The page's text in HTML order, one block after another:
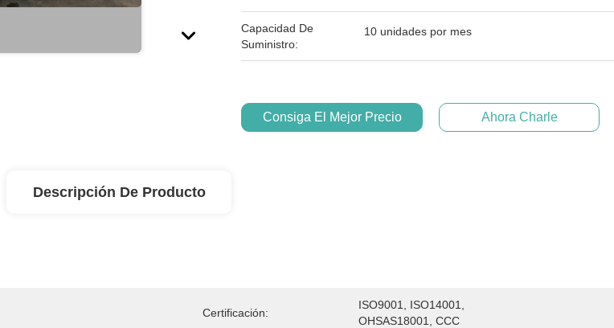
Capacidad De
Suministro:
10 unidades por mes
Consiga El Mejor Precio Ahora Charle
Descripción De Producto
Certificación:
ISO9001, ISO14001,
OHSAS18001, CCC